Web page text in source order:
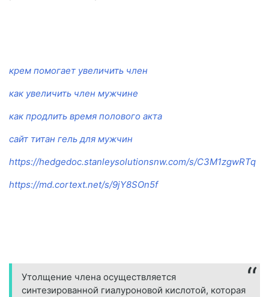
крем помогает увеличить член
как увеличить член мужчине
как продлить время полового акта
сайт титан гель для мужчин
https://hedgedoc.stanleysolutionsnw.com/s/C3M1zgwRTq
https://md.cortext.net/s/9jY8SOn5f
Утолщение члена осуществляется
синтезированной гиалуроновой кислотой, которая